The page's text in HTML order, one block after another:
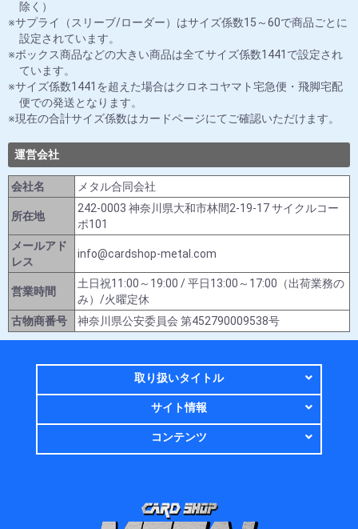
除く）
サプライ（スリーブ/ローダー）はサイズ係数15～60で商品ごとに
設定されています。
ボックス商品などの大きい商品は全てサイズ係数1441で設定され
ています。
サイズ係数1441を超えた場合はクロネコヤマト宅急便・飛脚宅配
便での発送となります。
現在の合計サイズ係数はカードページにてご確認いただけます。
運営会社
会社名 メタル合同会社
所在地
242-0003 神奈川県大和市林間2-19-17 サイクルコー
ポ101
メールアド
レス
info@cardshop-metal.com
営業時間
土日祝11:00～19:00 / 平日13:00～17:00（出荷業務の
み）/火曜定休
古物商番号
神奈川県公安委員会 第452790009538号
取り扱いタイトル
サイト情報
コンテンツ